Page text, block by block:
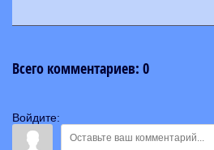
Всего комментариев: 0
Войдите: